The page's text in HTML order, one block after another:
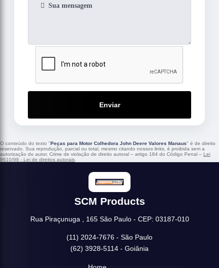
Enviar
O conteúdo do texto "Peças para Motor Colhedora John Deere Valores Manaus" é de direito
reservado. Sua reprodução, parcial ou total, mesmo citando nossos links, é proibida sem a
autorização do autor. Crime de violação de direito autoral – artigo 184 do Código Penal – Lei
9610/98 - Lei de direitos autorais.
SCM Products
Rua Piraçunuga , 165 São Paulo - CEP: 03187-010
(11) 2024-7676 - São Paulo
(62) 3928-5114 - Goiânia